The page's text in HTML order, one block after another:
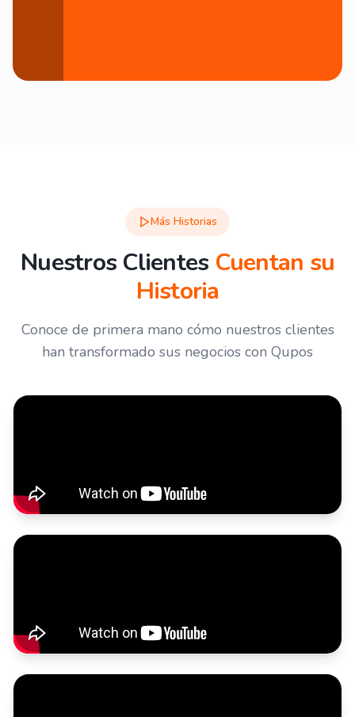
Más Historias
Nuestros Clientes Cuentan su
Historia
Conoce de primera mano cómo nuestros clientes
han transformado sus negocios con Qupos